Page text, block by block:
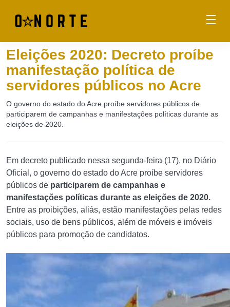
Eleições 2020: Decreto proíbe
manifestação política de
servidores públicos no Acre
O governo do estado do Acre proíbe servidores públicos de
participarem de campanhas e manifestações políticas durante as
eleições de 2020.
Em decreto publicado nessa segunda-feira (17), no Diário
Oficial, o governo do estado do Acre proíbe servidores
públicos de participarem de campanhas e
manifestações políticas durante as eleições de 2020.
Entre as proibições, aliás, estão manifestações pelas redes
sociais, uso de bens públicos, além de móveis e imóveis
públicos para promoção de candidatos.